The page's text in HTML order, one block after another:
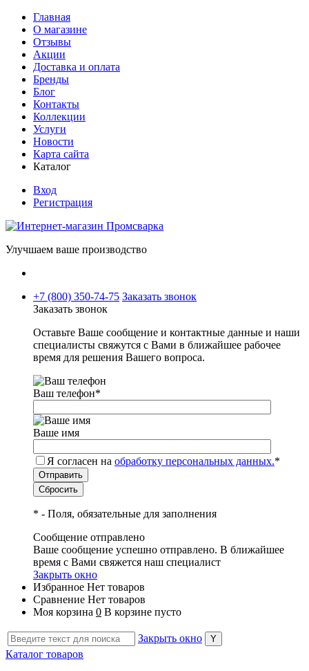
Главная
О магазине
Отзывы
Акции
Доставка и оплата
Бренды
Блог
Контакты
Коллекции
Услуги
Новости
Карта сайта
Каталог
Вход
Регистрация
Улучшаем ваше производство
+7 (800) 350-74-75 Заказать звонок
Заказать звонок
Оставьте Ваше сообщение и контактные данные и наши
специалисты свяжутся с Вами в ближайшее рабочее
время для решения Вашего вопроса.
Ваш телефон*
Ваше имя
Я согласен на обработку персональных данных.*
* - Поля, обязательные для заполнения
Сообщение отправлено
Ваше сообщение успешно отправлено. В ближайшее
время с Вами свяжется наш специалист
Закрыть окно
Избранное Нет товаров
Сравнение Нет товаров
Моя корзина 0 В корзине пусто
Закрыть окно
Каталог товаров